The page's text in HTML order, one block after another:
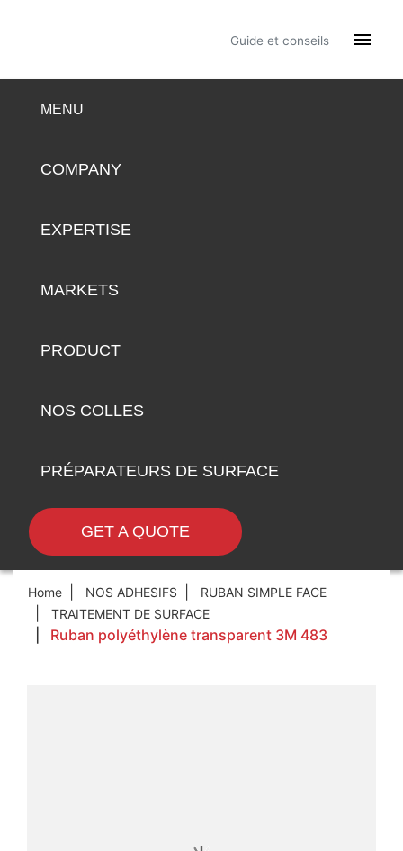
Guide et conseils 
MENU
COMPANY
EXPERTISE
MARKETS
PRODUCT
NOS COLLES
PRÉPARATEURS DE SURFACE
GET A QUOTE
Home NOS ADHESIFS
RUBAN SIMPLE FACE
TRAITEMENT DE SURFACE
Ruban polyéthylène transparent 3M 483